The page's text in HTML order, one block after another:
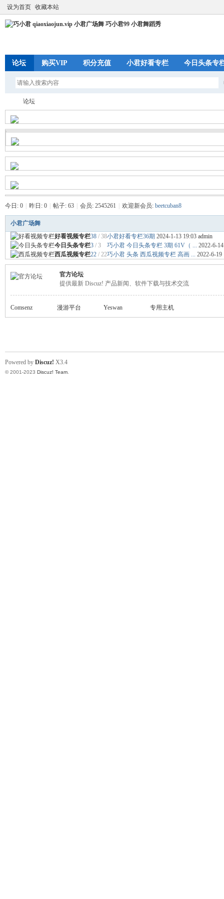
设为首页 收藏本站
论坛 购买VIP 积分充值 小君好看专栏 今日头条专
巧 »
论坛
今日: 0 昨日: 0 帖子: 63 会员: 2545261 欢迎新会员: beetcuban8
小君广场舞
好看视频专栏38 / 38小君好看专栏36期 2024-1-13 19:03 admin
今日头条专栏3 / 3 巧小君 今日头条专栏 3期 61V（ ... 2022-6-
西瓜视频专栏22 / 22巧小君 头条 西瓜视频专栏 高画 ... 2022-6-
官方论坛
提供最新 Discuz! 产品新闻、软件下载与技术交流
Comsenz 漫游平台 Yeswan 专用主机
Powered by Discuz! X3.4
© 2001-2023 Discuz! Team